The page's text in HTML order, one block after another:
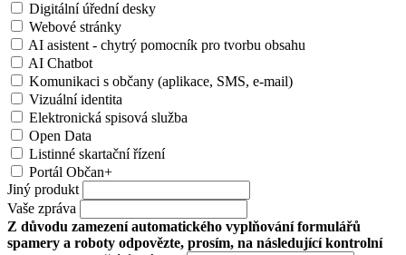
Digitální úřední desky
Webové stránky
AI asistent - chytrý pomocník pro tvorbu obsahu
AI Chatbot
Komunikaci s občany (aplikace, SMS, e-mail)
Vizuální identita
Elektronická spisová služba
Open Data
Listinné skartační řízení
Portál Občan+
Jiný produkt
Vaše zpráva
Z důvodu zamezení automatického vyplňování formulářů
spamery a roboty odpovězte, prosím, na následující kontrolní